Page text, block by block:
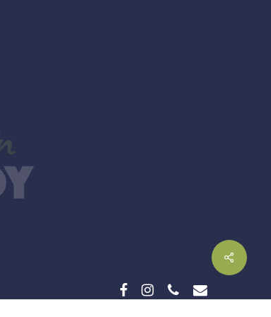
facebookinstagramphoneemail